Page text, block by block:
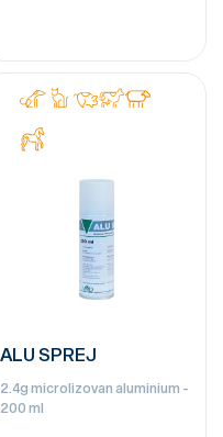
ALU SPREJ
2.4g microlizovan aluminium -
200 ml